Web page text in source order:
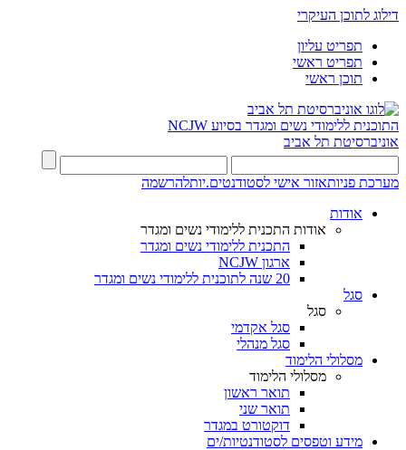
דילוג לתוכן העיקרי
תפריט עליון
תפריט ראשי
תוכן ראשי
התוכנית ללימודי נשים ומגדר בסיוע NCJW
אוניברסיטת תל אביב
מערכת פניותאזור אישי לסטודנטים.יותלהרשמה
אודות
אודות התכנית ללימודי נשים ומגדר
התכנית ללימודי נשים ומגדר
ארגון NCJW
20 שנה לתוכנית ללימודי נשים ומגדר
סגל
סגל
סגל אקדמי
סגל מנהלי
מסלולי הלימוד
מסלולי הלימוד
תואר ראשון
תואר שני
דוקטורט במגדר
מידע וטפסים לסטודנטיות/ים